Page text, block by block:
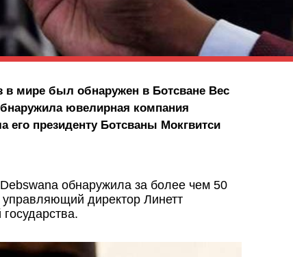
в мире был обнаружен в Ботсване Вес
ювелирная компания
его президенту Ботсваны Мокгвитси
обнаружила за более чем 50
директор Линетт